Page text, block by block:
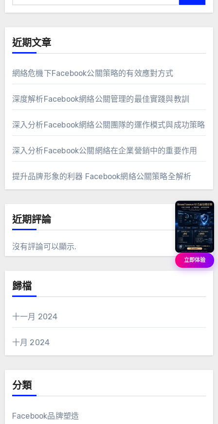
近期文章
網絡危機下Facebook公關策略的有效應對方式
深度解析Facebook網絡公關管理的最佳實踐與教訓
深入分析Facebook網絡公關團隊的運作模式與成功策略
深入分析Facebook公關網絡在企業營銷中的重要作用
提升品牌形象的利器 Facebook網絡公關策略全解析
近期評論
沒有評論可以顯示.
歸檔
十一月 2024
十月 2024
分類
Facebook品牌塑造
立即体验